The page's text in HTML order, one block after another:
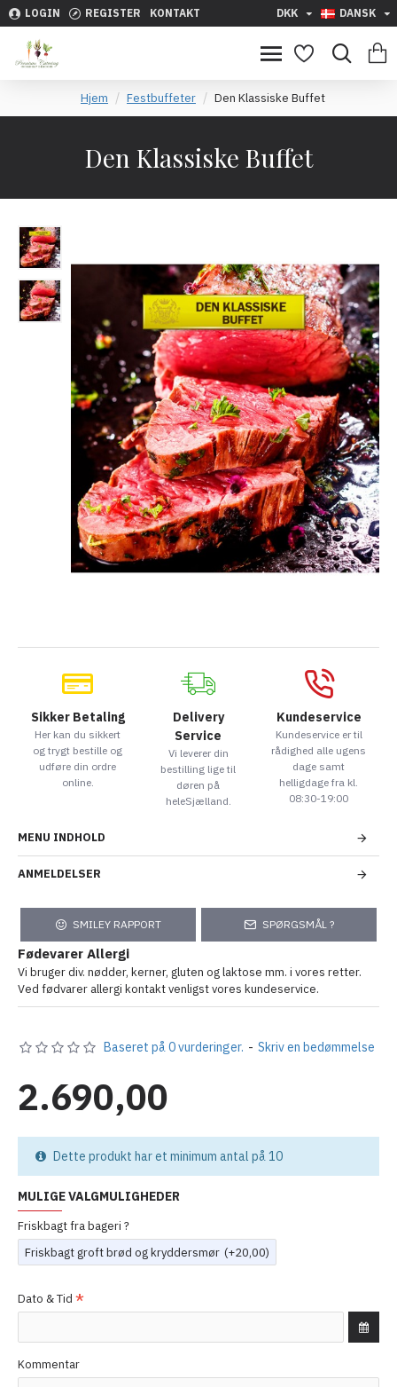
LOGIN REGISTER KONTAKT DKK DANSK
Hjem Festbuffeter Den Klassiske Buffet
Den Klassiske Buffet
Sikker Betaling
Her kan du sikkert
og trygt bestille og
udføre din ordre
online.
Delivery
Service
Vi leverer din
bestilling lige til
døren på
heleSjælland.
Kundeservice
Kundeservice er til
rådighed alle ugens
dage samt
helligdage fra kl.
08:30-19:00
MENU INDHOLD
ANMELDELSER
SMILEY RAPPORT SPØRGSMÅL ?
Fødevarer Allergi
Vi bruger div. nødder, kerner, gluten og laktose mm. i vores retter.
Ved fødvarer allergi kontakt venligst vores kundeservice.
Baseret på 0 vurderinger. - Skriv en bedømmelse
2.690,00
MULIGE VALGMULIGHEDER
Friskbagt fra bageri ?
Friskbagt groft brød og kryddersmør (+20,00)
Dato & Tid
Kommentar
Dette produkt har et minimum antal på 10